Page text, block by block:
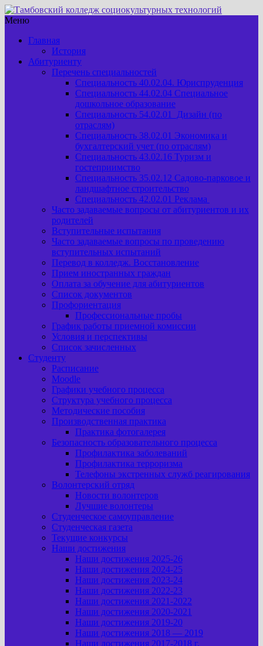
Меню
Главная
История
Абитуриенту
Перечень специальностей
Специальность 40.02.04. Юриспруденция
Специальность 44.02.04 Специальное
дошкольное образование
Специальность 54.02.01 Дизайн (по
отраслям)
Специальность 38.02.01 Экономика и
бухгалтерский учет (по отраслям)
Специальность 43.02.16 Туризм и
гостеприимство
Специальность 35.02.12 Садово-парковое и
ландшафтное строительство
Специальность 42.02.01 Реклама
Часто задаваемые вопросы от абитуриентов и их
родителей
Вступительные испытания
Часто задаваемые вопросы по проведению
вступительных испытаний
Перевод в колледж. Восстановление
Прием иностранных граждан
Оплата за обучение для абитуриентов
Список документов
Профориентация
Профессиональные пробы
График работы приемной комиссии
Условия и перспективы
Список зачисленных
Студенту
Расписание
Moodle
Графики учебного процесса
Структура учебного процесса
Методические пособия
Производственная практика
Практика фотогалерея
Безопасность образовательного процесса
Профилактика заболеваний
Профилактика терроризма
Телефоны экстренных служб реагирования
Волонтерский отряд
Новости волонтеров
Лучшие волонтеры
Студенческое самоуправление
Студенческая газета
Текущие конкурсы
Наши достижения
Наши достижения 2025-26
Наши достижения 2024-25
Наши достижения 2023-24
Наши достижения 2022-23
Наши достижения 2021-2022
Наши достижения 2020-2021
Наши достижения 2019-20
Наши достижения 2018 — 2019
Наши достижения 2017-2018 г.